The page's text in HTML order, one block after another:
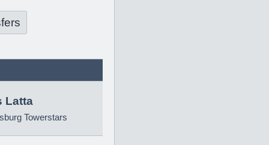
Latta
Towerstars